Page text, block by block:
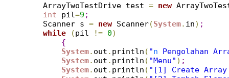
    ArrayTwoTestDrive test
= new
int pil=9 ;
    Scanner s
= new Scanner(System. in) ;
while
(pil != 0)
{
System. out . println ( "n Pengolahan
System. out . println ( "Menu" ) ;
System. out . println ( "[1] Create Array